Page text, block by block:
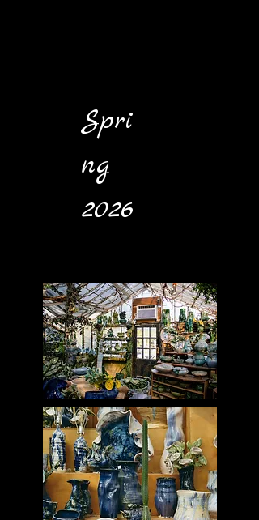
Spri
ng
2026